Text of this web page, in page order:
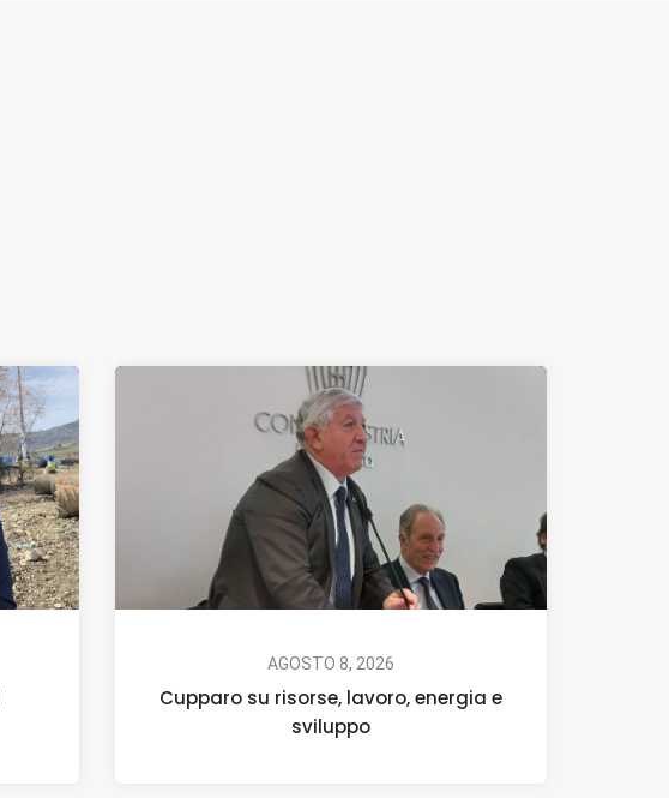
AGOSTO 8, 2026
Cupparo su risorse, lavoro, energia e
sviluppo